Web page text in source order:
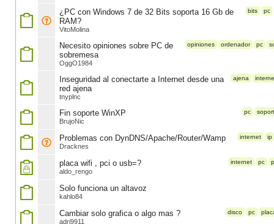
bits pc
¿PC con Windows 7 de 32 Bits soporta 16 Gb de
RAM?
VitoMolina
opiniones ordenador pc
Necesito opiniones sobre PC de
sobremesa
OggO1984
ajena
Inseguridad al conectarte a Internet desde una
red ajena
tnyplnc
pc
Fin soporte WinXP
BrujoNic
internet ip
Problemas con DynDNS/Apache/Router/Wamp
Dracknes
internet pc
placa wifi , pci o usb=?
aldo_rengo
Solo funciona un altavoz
kahlo84
disco pc
Cambiar solo grafica o algo mas ?
adri9911